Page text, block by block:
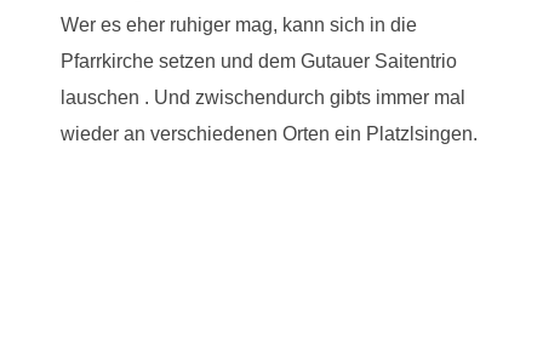
Wer es eher ruhiger mag, kann sich in die
Pfarrkirche setzen und dem Gutauer Saitentrio
lauschen . Und zwischendurch gibts immer mal
wieder an verschiedenen Orten ein Platzlsingen.